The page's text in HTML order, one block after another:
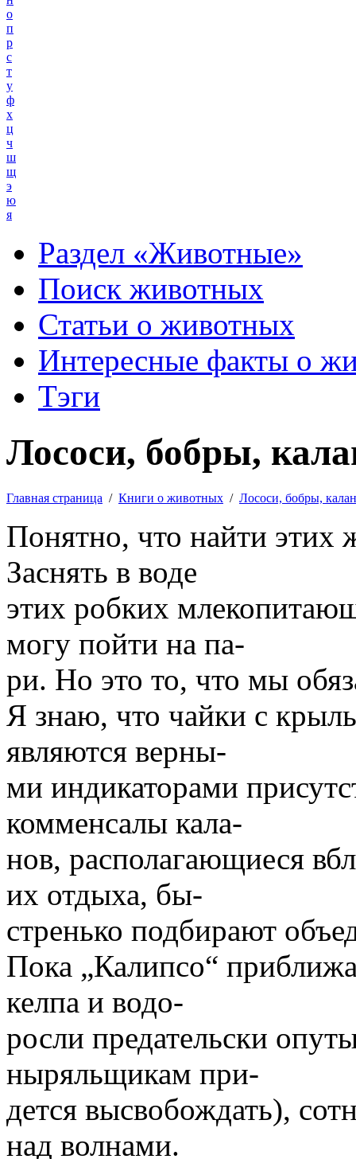
о
п
р
с
т
у
ф
х
ц
ч
ш
щ
э
ю
я
Раздел «Животные»
Поиск животных
Статьи о животных
Интересные факты о
Тэги
Лососи, бобры,
Главная страница / Книги о животных / Лососи, бобры,
Понятно, что найти этих
Заснять в воде
этих робких
могу пойти на па-
ри. Но это то, что мы
Я знаю, что чайки с
являются верны-
ми индикаторами
комменсалы кала-
нов, располагающиеся
их отдыха, бы-
стренько подбирают
Пока „Калипсо“
келпа и водо-
росли предательски
ныряльщикам при-
дется высвобождать),
над волнами.